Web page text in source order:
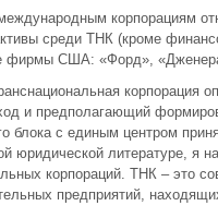
корпорациям
среди ТНК (кроме
фирмы США: «Форд»,
корпорация
и предполагающий
блока с единым центром
юридической литературе, я
корпораций. ТНК – это
предприятий,